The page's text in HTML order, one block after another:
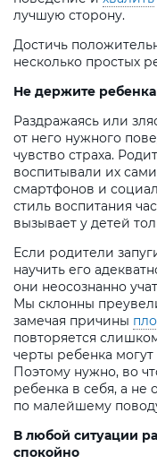
лучшую сторону.
Достичь
несколько простых
Не держите ребенка
Раздражаясь или
от него нужного
чувство страха.
воспитывали их
смартфонов и
стиль воспитания
вызывает у детей
Если родители
научить его
они неосознанно
Мы склонны
замечая причины
повторяется
черты ребенка
Поэтому нужно, во
ребенка в себя, а не
по малейшему
В любой ситуации
спокойно